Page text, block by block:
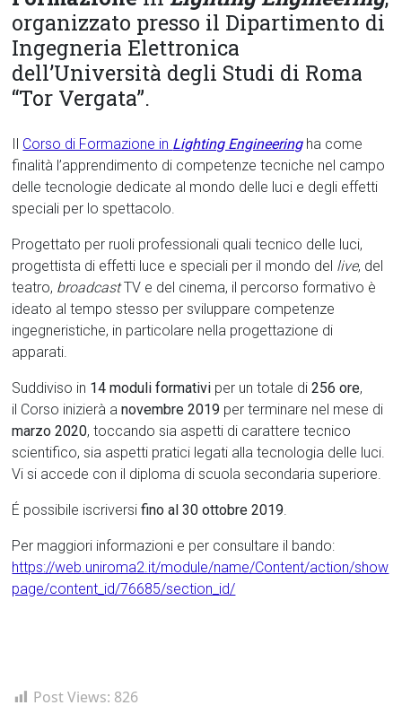
organizzato presso il Dipartimento di
Ingegneria Elettronica
dell’Università degli Studi di Roma
“Tor Vergata”.
Il Corso di Formazione in Lighting Engineeringha come
finalità l’apprendimento di competenze tecniche nel campo
delle tecnologie dedicate al mondo delle luci e degli effetti
speciali per lo spettacolo.
Progettato per ruoli professionali quali tecnico delle luci,
progettista di effetti luce e speciali per il mondo del live, del
teatro, broadcastTV e del cinema, il percorso formativo è
ideato al tempo stesso per sviluppare competenze
ingegneristiche, in particolare nella progettazione di
apparati.
Suddiviso in 14 moduli formativi per un totale di256 ore,
il Corso inizierà anovembre 2019 per terminare nel mese di
marzo 2020, toccando sia aspetti di carattere tecnico
scientifico, sia aspetti pratici legati alla tecnologia delle luci.
Vi si accede con il diploma di scuola secondaria superiore.
É possibile iscriversifino al 30 ottobre 2019.
Per maggiori informazioni e per consultare il bando:
https://web.uniroma2.it/module/name/Content/action/show
page/content_id/76685/section_id/
Post Views: 826